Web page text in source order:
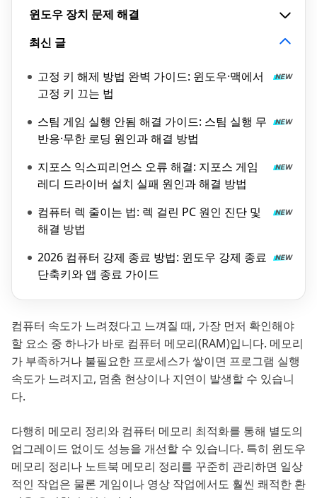
윈도우 장치 문제 해결
최신 글
고정 키 해제 방법 완벽 가이드: 윈도우·맥에서
고정 키 끄는 법
스팀 게임 실행 안됨 해결 가이드: 스팀 실행 무
반응·무한 로딩 원인과 해결 방법
지포스 익스피리언스 오류 해결: 지포스 게임
레디 드라이버 설치 실패 원인과 해결 방법
컴퓨터 렉 줄이는 법: 렉 걸린 PC 원인 진단 및
해결 방법
2026 컴퓨터 강제 종료 방법: 윈도우 강제 종료
단축키와 앱 종료 가이드
컴퓨터 속도가 느려졌다고 느껴질 때, 가장 먼저 확인해야
할 요소 중 하나가 바로 컴퓨터 메모리(RAM)입니다. 메모리
가 부족하거나 불필요한 프로세스가 쌓이면 프로그램 실행
속도가 느려지고, 멈춤 현상이나 지연이 발생할 수 있습니
다.
다행히 메모리 정리와 컴퓨터 메모리 최적화를 통해 별도의
업그레이드 없이도 성능을 개선할 수 있습니다. 특히 윈도우
메모리 정리나 노트북 메모리 정리를 꾸준히 관리하면 일상
적인 작업은 물론 게임이나 영상 작업에서도 훨씬 쾌적한 환